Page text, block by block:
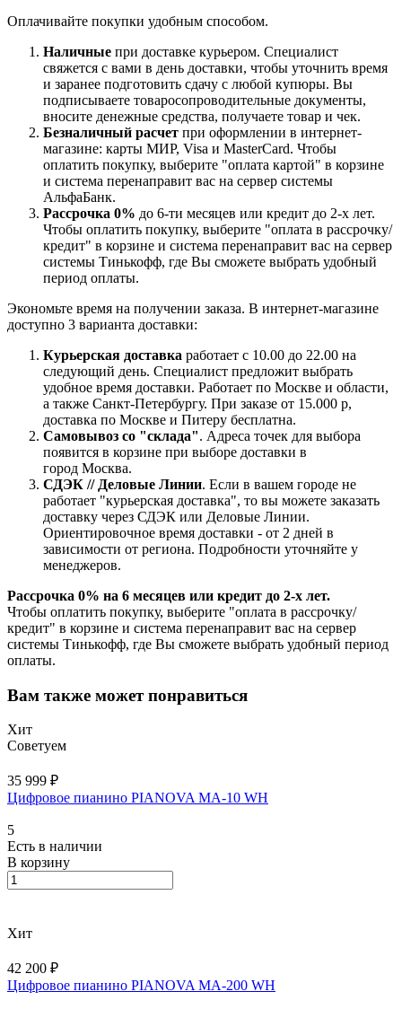
Оплачивайте покупки удобным способом.
Наличные при доставке курьером. Специалист
свяжется с вами в день доставки, чтобы уточнить время
и заранее подготовить сдачу с любой купюры. Вы
подписываете товаросопроводительные документы,
вносите денежные средства, получаете товар и чек.
Безналичный расчет при оформлении в интернет-
магазине: карты МИР, Visa и MasterCard. Чтобы
оплатить покупку, выберите "оплата картой" в корзине
и система перенаправит вас на сервер системы
АльфаБанк.
Рассрочка 0% до 6-ти месяцев или кредит до 2-х лет.
Чтобы оплатить покупку, выберите "оплата в рассрочку/
кредит" в корзине и система перенаправит вас на сервер
системы Тинькофф, где Вы сможете выбрать удобный
период оплаты.
Экономьте время на получении заказа. В интернет-магазине
доступно 3 варианта доставки:
Курьерская доставка работает с 10.00 до 22.00 на
следующий день. Специалист предложит выбрать
удобное время доставки. Работает по Москве и области,
а также Санкт-Петербургу. При заказе от 15.000 р,
доставка по Москве и Питеру бесплатна.
Самовывоз со "склада". Адреса точек для выбора
появится в корзине при выборе доставки в
город Москва.
СДЭК // Деловые Линии. Если в вашем городе не
работает "курьерская доставка", то вы можете заказать
доставку через СДЭК или Деловые Линии.
Ориентировочное время доставки - от 2 дней в
зависимости от региона. Подробности уточняйте у
менеджеров.
Рассрочка 0% на 6 месяцев или кредит до 2-х лет.
Чтобы оплатить покупку, выберите "оплата в рассрочку/
кредит" в корзине и система перенаправит вас на сервер
системы Тинькофф, где Вы сможете выбрать удобный период
оплаты.
Вам также может понравиться
Хит
Советуем
35 999 ₽
Цифровое пианино PIANOVA MA-10 WH
5
Есть в наличии
В корзину
Хит
42 200 ₽
Цифровое пианино PIANOVA MA-200 WH